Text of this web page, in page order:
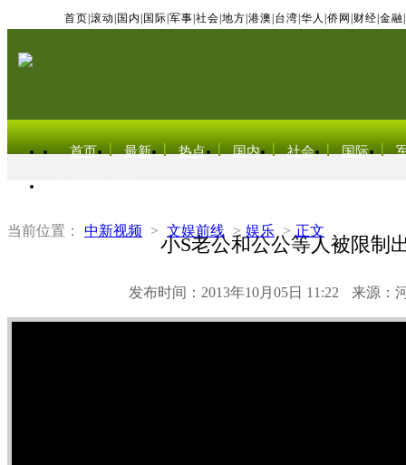
首页 滚动 国内 国际 军事 社会 地方 港澳 台湾 华人 侨网 财经 金融
首页 最新 热点 国内 社会 国际
当前位置： 中新视频 > 文娱前线 > 娱乐 > 正文
小S老公和公公等人被限制
发布时间：2013年10月05日 11:22 来源：